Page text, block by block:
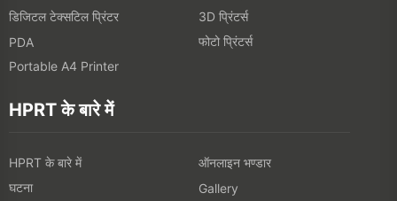
डिजिटल टेक्सटिल प्रिंटर
3D प्रिंटर्स
PDA
फोटो प्रिंटर्स
Portable A4 Printer
HPRT के बारे में
HPRT के बारे में
ऑनलाइन भण्डार
घटना
Gallery